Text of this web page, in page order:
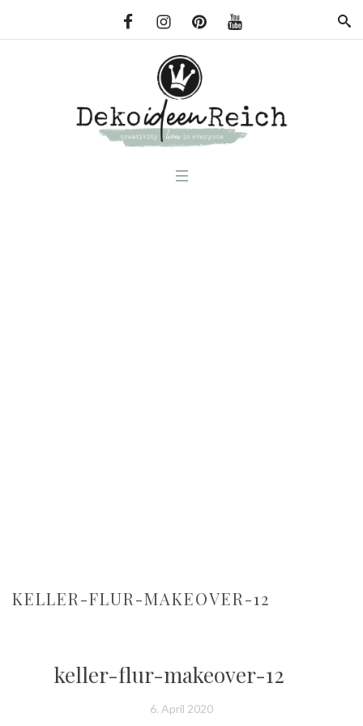
KELLER-FLUR-MAKEOVER-12
keller-flur-makeover-12
6. April 2020